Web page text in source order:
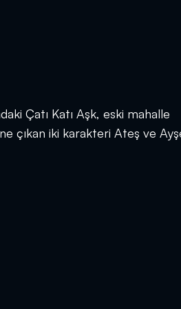
Çatı Katı Aşk, eski mahalle
çıkan iki karakteri Ateş ve